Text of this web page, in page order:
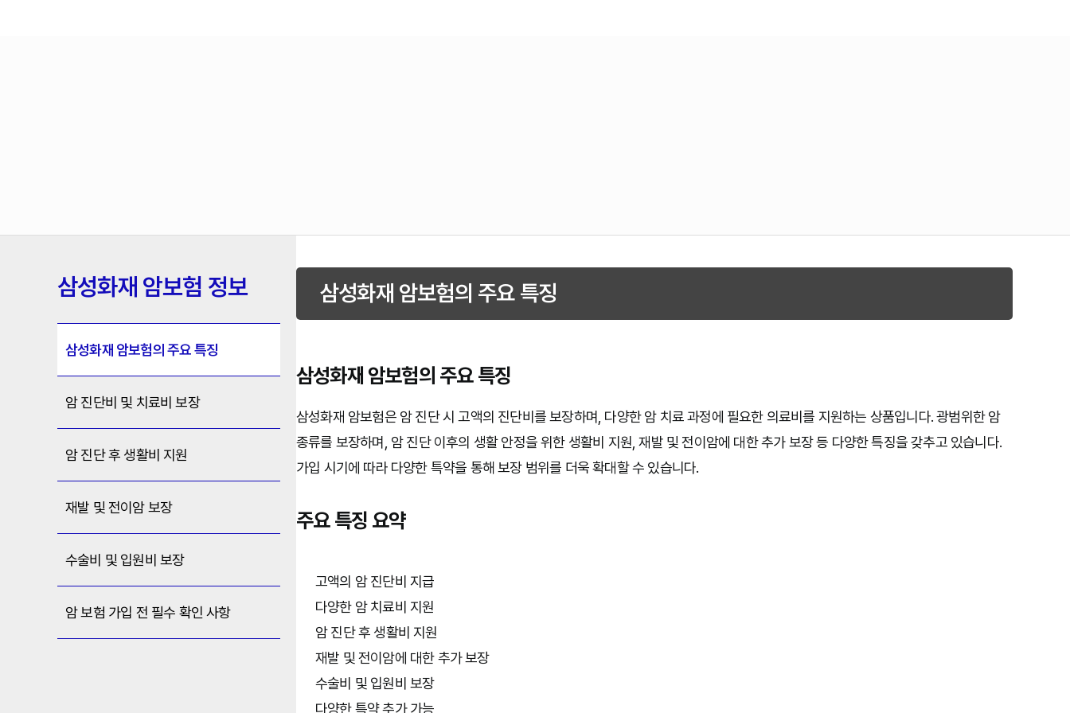
삼성화재 암보험 정보
삼성화재 암보험의 주요 특징
암 진단비 및 치료비 보장
암 진단 후 생활비 지원
재발 및 전이암 보장
수술비 및 입원비 보장
암 보험 가입 전 필수 확인 사항
삼성화재 암보험의 주요 특징
삼성화재 암보험의 주요 특징
삼성화재 암보험은 암 진단 시 고액의 진단비를 보장하며, 다양한 암 치료 과정에 필요한 의료비를 지원하는 상품입니다. 광범위한 암
종류를 보장하며, 암 진단 이후의 생활 안정을 위한 생활비 지원, 재발 및 전이암에 대한 추가 보장 등 다양한 특징을 갖추고 있습니다.
가입 시기에 따라 다양한 특약을 통해 보장 범위를 더욱 확대할 수 있습니다.
주요 특징 요약
고액의 암 진단비 지급
다양한 암 치료비 지원
암 진단 후 생활비 지원
재발 및 전이암에 대한 추가 보장
수술비 및 입원비 보장
다양한 특약 추가 가능